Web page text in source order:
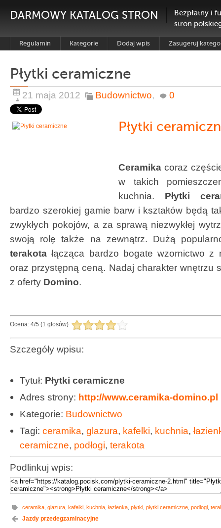
DARMOWY KATALOG STRON
Bezpłatny i
stron
Regulamin Kategorie Dodaj wpis Zasugeruj
Płytki ceramiczne
21 maja 2012 Budownictwo, 0
Płytki
Ceramika coraz
w takich
kuchnia. Płytki
bardzo szerokiej gamie barw i kształtów będą
zwykłych pokojów, a za sprawą niezwykłej
swoją rolę także na zewnątrz. Dużą
terakota łącząca bardzo bogate wzornictwo z
oraz przystępną ceną. Nadaj charakter wnętrzu
z oferty Domino.
Ocena: 4/5 (1 głosów)
Szczegóły wpisu:
Tytuł: Płytki ceramiczne
Adres strony: http://www.ceramika-domino.pl
Kategorie: Budownictwo
Tagi: ceramika, glazura, kafelki, kuchnia,
ceramiczne, podłogi, terakota
Podlinkuj wpis:
ceramika glazura kafelki kuchnia łazienka płytki płytki ceramiczne podłogi
Jazdy przedegzaminacyjne